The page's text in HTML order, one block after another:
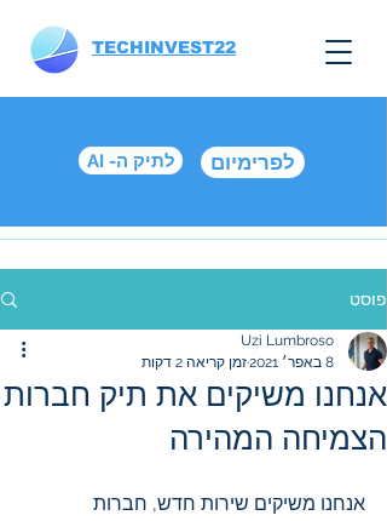
TECHINVEST22
AI -לתיק ה לפרימיום
פוסט
אנחנו משיקים את תיק חברות
הצמיחה המהירה
Uzi Lumbroso
8 באפר׳ 2021
זמן קריאה 2 דקות
אנחנו משיקים שירות חדש, חברות